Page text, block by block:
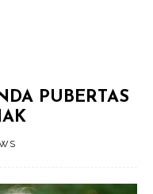
PUBERTAS